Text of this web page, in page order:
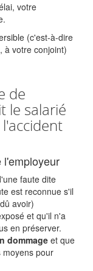
votre
(c'est-à-dire
à votre conjoint)
de
le salarié
l'employeur
faute dite
est reconnue s'il
avoir)
et qu'il n'a
en préserver.
dommage et que
pour